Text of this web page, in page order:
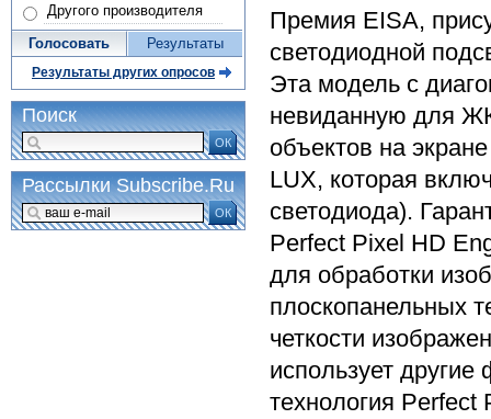
Премия EISA,
светодиодной
Эта модель с
невиданную для
объектов на
LUX, которая
светодиода).
Perfect Pixel HD
для обработки
плоскопанельных
четкости
использует
технология
Другого производителя
Голосовать Результаты
Результаты других опросов
Поиск
ОК
Рассылки Subscribe.Ru
ОК